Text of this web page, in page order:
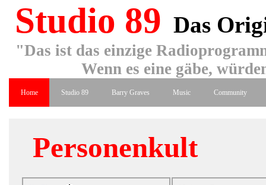
Studio 89 Das
"Das ist das einzige
Wenn es eine gäbe,
Home Studio 89 Barry Graves Music Community
Personenkult